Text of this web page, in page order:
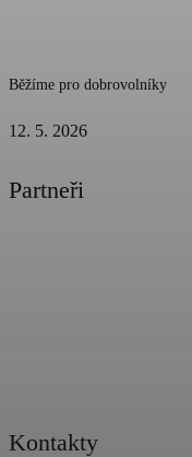
Běžíme pro dobrovolníky
12. 5. 2026
Partneři
Kontakty